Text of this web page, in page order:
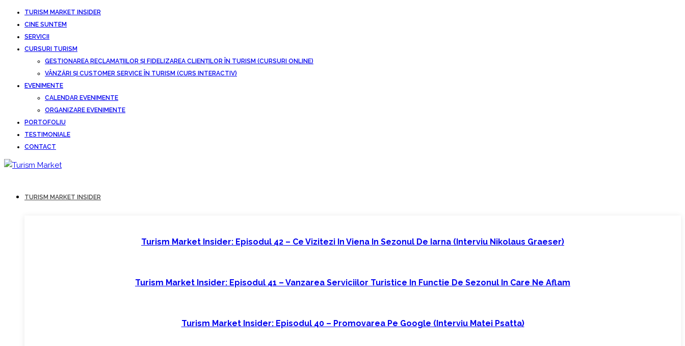
TURISM MARKET INSIDER
CINE SUNTEM
SERVICII
CURSURI TURISM
GESTIONAREA RECLAMAȚIILOR ȘI FIDELIZAREA CLIENȚILOR ÎN TURISM (CURSURI ONLINE)
VÂNZĂRI ȘI CUSTOMER SERVICE ÎN TURISM (CURS INTERACTIV)
EVENIMENTE
CALENDAR EVENIMENTE
ORGANIZARE EVENIMENTE
PORTOFOLIU
TESTIMONIALE
CONTACT
TURISM MARKET INSIDER
Turism Market Insider: Episodul 42 – Ce Vizitezi In Viena In Sezonul De Iarna (interviu Nikolaus Graeser)
Turism Market Insider: Episodul 41 – Vanzarea Serviciilor Turistice In Functie De Sezonul In Care Ne Aflam
Turism Market Insider: Episodul 40 – Promovarea Pe Google (interviu Matei Psatta)